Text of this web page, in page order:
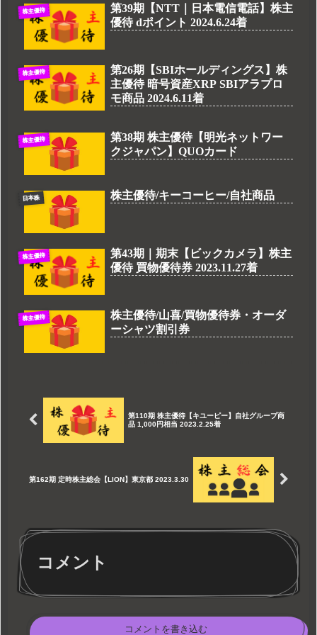
株主優待
第39期【NTT｜日本電信電話】株主
優待 dポイント 2024.6.24着
株主優待
第26期【SBIホールディングス】株
主優待 暗号資産XRP SBIアラプロ
モ商品 2024.6.11着
株主優待
第38期 株主優待【明光ネットワー
クジャパン】QUOカード
日本株 株主優待/キーコーヒー/自社商品
株主優待
第43期｜期末【ビックカメラ】株主
優待 買物優待券 2023.11.27着
株主優待
株主優待/山喜/買物優待券・オーダ
ーシャツ割引券
第110期 株主優待【キユーピー】自社グループ商
品 1,000円相当 2023.2.25着
第162期 定時株主総会【LION】東京都 2023.3.30
コメント
コメントを書き込む